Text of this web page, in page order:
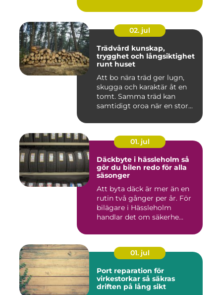
02. jul
Trädvård kunskap,
trygghet och långsiktighet
runt huset
Att bo nära träd ger lugn,
skugga och karaktär åt en
tomt. Samma träd kan
samtidigt oroa när en stor...
01. jul
Däckbyte i hässleholm så
gör du bilen redo för alla
säsonger
Att byta däck är mer än en
rutin två gånger per år. För
bilägare i Hässleholm
handlar det om säkerhe...
01. jul
Port reparation för
virkestorkar så säkras
driften på lång sikt